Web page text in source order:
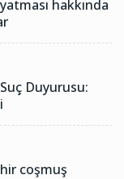
hakkında
Duyurusu:
coşmuş